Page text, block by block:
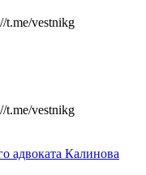
t.me/vestnikg
t.me/vestnikg
адвоката Калинова